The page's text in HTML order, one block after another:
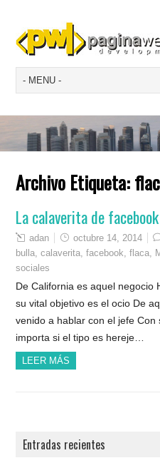
Archivo Etiqueta:
La calaverita de facebook
adan octubre 14, 2014
bulla ,calaverita ,facebook ,flaca
sociales
De California es aquel negocio
su vital objetivo es el ocio De
venido a hablar con el jefe
importa si el tipo es hereje…
LEER MÁS
Entradas recientes